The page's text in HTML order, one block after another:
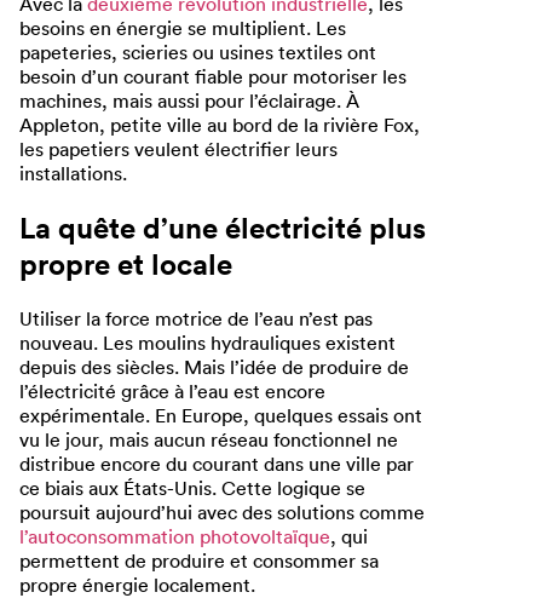
besoins en énergie se multiplient. Les
papeteries, scieries ou usines textiles ont
besoin d’un courant fiable pour motoriser les
machines, mais aussi pour l’éclairage. À
Appleton, petite ville au bord de la rivière Fox,
les papetiers veulent électrifier leurs
installations.
La quête d’une électricité plus
propre et locale
Utiliser la force motrice de l’eau n’est pas
nouveau. Les moulins hydrauliques existent
depuis des siècles. Mais l’idée de produire de
l’électricité grâce à l’eau est encore
expérimentale. En Europe, quelques essais ont
vu le jour, mais aucun réseau fonctionnel ne
distribue encore du courant dans une ville par
ce biais aux États-Unis. Cette logique se
poursuit aujourd’hui avec des solutions comme
l’autoconsommation photovoltaïque, qui
permettent de produire et consommer sa
propre énergie localement.